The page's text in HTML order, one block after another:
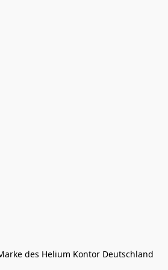
des Helium Kontor Deutschland